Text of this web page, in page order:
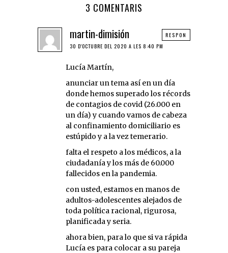
3 COMENTARIS
martin-dimisión
30 D'OCTUBRE DEL 2020 A LES 8:40 PM
Lucía Martín,
anunciar un tema así en un día
donde hemos superado los récords
de contagios de covid (26.000 en
un día) y cuando vamos de cabeza
al confinamiento domiciliario es
estúpido y a la vez temerario.
falta el respeto a los médicos, a la
ciudadanía y los más de 60.000
fallecidos en la pandemia.
con usted, estamos en manos de
adultos-adolescentes alejados de
toda política racional, rigurosa,
planificada y seria.
ahora bien, para lo que si va rápida
Lucía es para colocar a su pareja
RESPON